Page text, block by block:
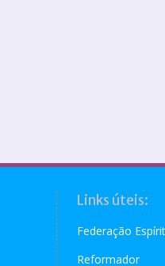
Links úteis:
Federação
Reformador